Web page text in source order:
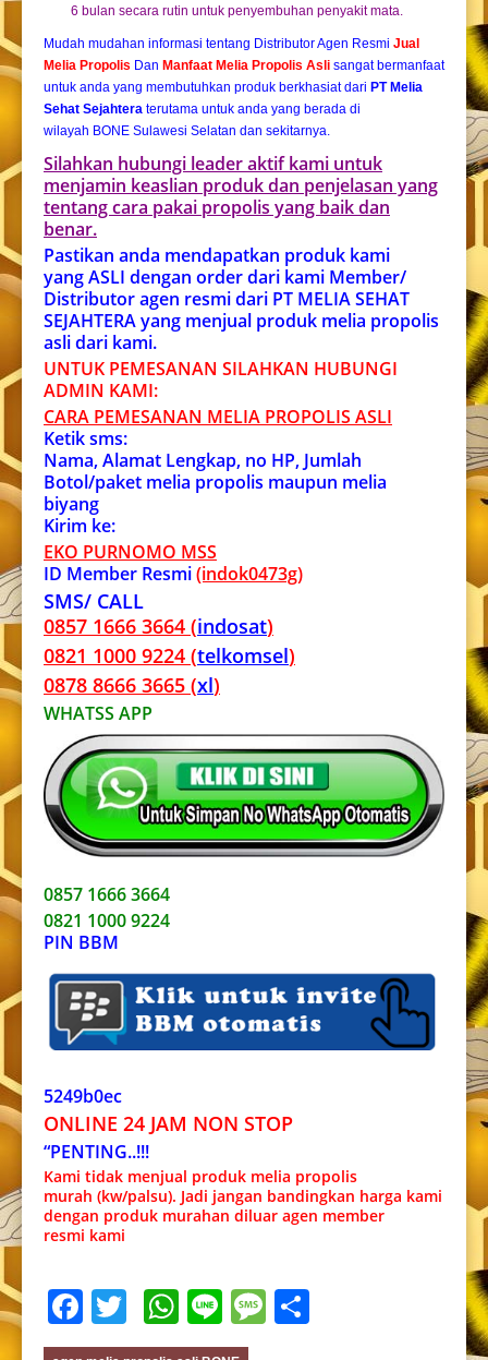
6 bulan secara rutin untuk penyembuhan penyakit mata.
Mudah mudahan informasi tentang Distributor Agen Resmi Jual
Melia Propolis Dan Manfaat Melia Propolis Asli sangat bermanfaat
untuk anda yang membutuhkan produk berkhasiat dari PT Melia
Sehat Sejahtera terutama untuk anda yang berada di
wilayah BONE Sulawesi Selatan dan sekitarnya.
Silahkan hubungi leader aktif kami untuk
menjamin keaslian produk dan penjelasan yang
tentang cara pakai propolis yang baik dan
benar.
Pastikan anda mendapatkan produk kami
yang ASLI dengan order dari kami Member/
Distributor agen resmi dari PT MELIA SEHAT
SEJAHTERA yang menjual produk melia propolis
asli dari kami.
UNTUK PEMESANAN SILAHKAN HUBUNGI
ADMIN KAMI:
CARA PEMESANAN MELIA PROPOLIS ASLI
Ketik sms:
Nama, Alamat Lengkap, no HP, Jumlah
Botol/paket melia propolis maupun melia
biyang
Kirim ke:
EKO PURNOMO MSS
ID Member Resmi(indok0473g)
SMS/ CALL
0857 1666 3664 (indosat)
0821 1000 9224 (telkomsel)
0878 8666 3665 (xl)
WHATSS APP
0857 1666 3664
0821 1000 9224
PIN BBM
5249b0ec
ONLINE 24 JAM NON STOP
“PENTING..!!!
Kami tidak menjual produk melia propolis
murah (kw/palsu). Jadi jangan bandingkan harga kami
dengan produk murahan diluar agen member
resmi kami
Facebook
TwitterWhatsApp
LineMessage